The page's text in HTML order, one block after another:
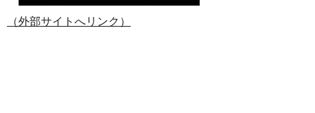
（外部サイトへリンク）